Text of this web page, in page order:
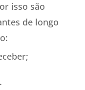
isso são
de longo